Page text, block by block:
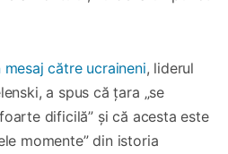
către ucraineni, liderul
a spus că țara „se
dificilă” și că acesta este
momente” din istoria